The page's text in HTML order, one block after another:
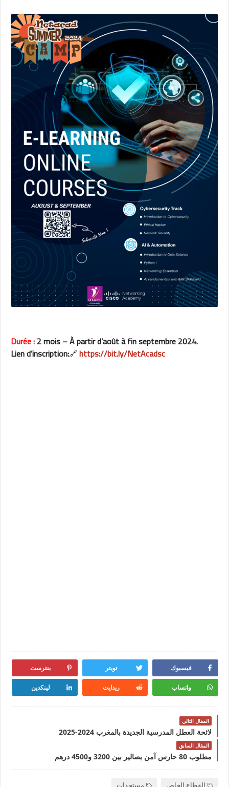
Durée :2 mois – À partir d’août à fin septembre 2024.
Lien d’inscription:🔗https://bit.ly/NetAcadsc
فيسبوك تويتر بنترست
واتساب ريدايت لينكدين
المقال التالي
لائحة العطل المدرسية الجديدة بالمغرب 2024-2025
المقال السابق
مطلوب 80 حارس آمن بصالير بين 3200 و4500 درهم
القطاع الخاص مستجدات